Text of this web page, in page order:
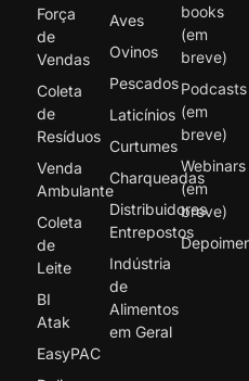
Força
de
Vendas
Coleta
de
Resíduos
Venda
Ambulante
Coleta
de
Leite
BI
Atak
EasyPAC
Aves
Ovinos
Pescados
Laticínios
Curtumes
Charqueadas
Distribuidores
Entrepostos
Indústria
de
Alimentos
em Geral
books
(em
breve)
Podcasts
(em
breve)
Webinars
(em
breve)